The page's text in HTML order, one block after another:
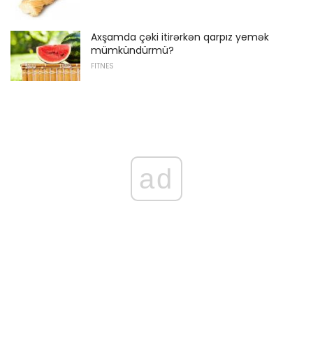
Axşamda çəki itirərkən qarpız yemək
mümkündürmü?
FITNES
ad